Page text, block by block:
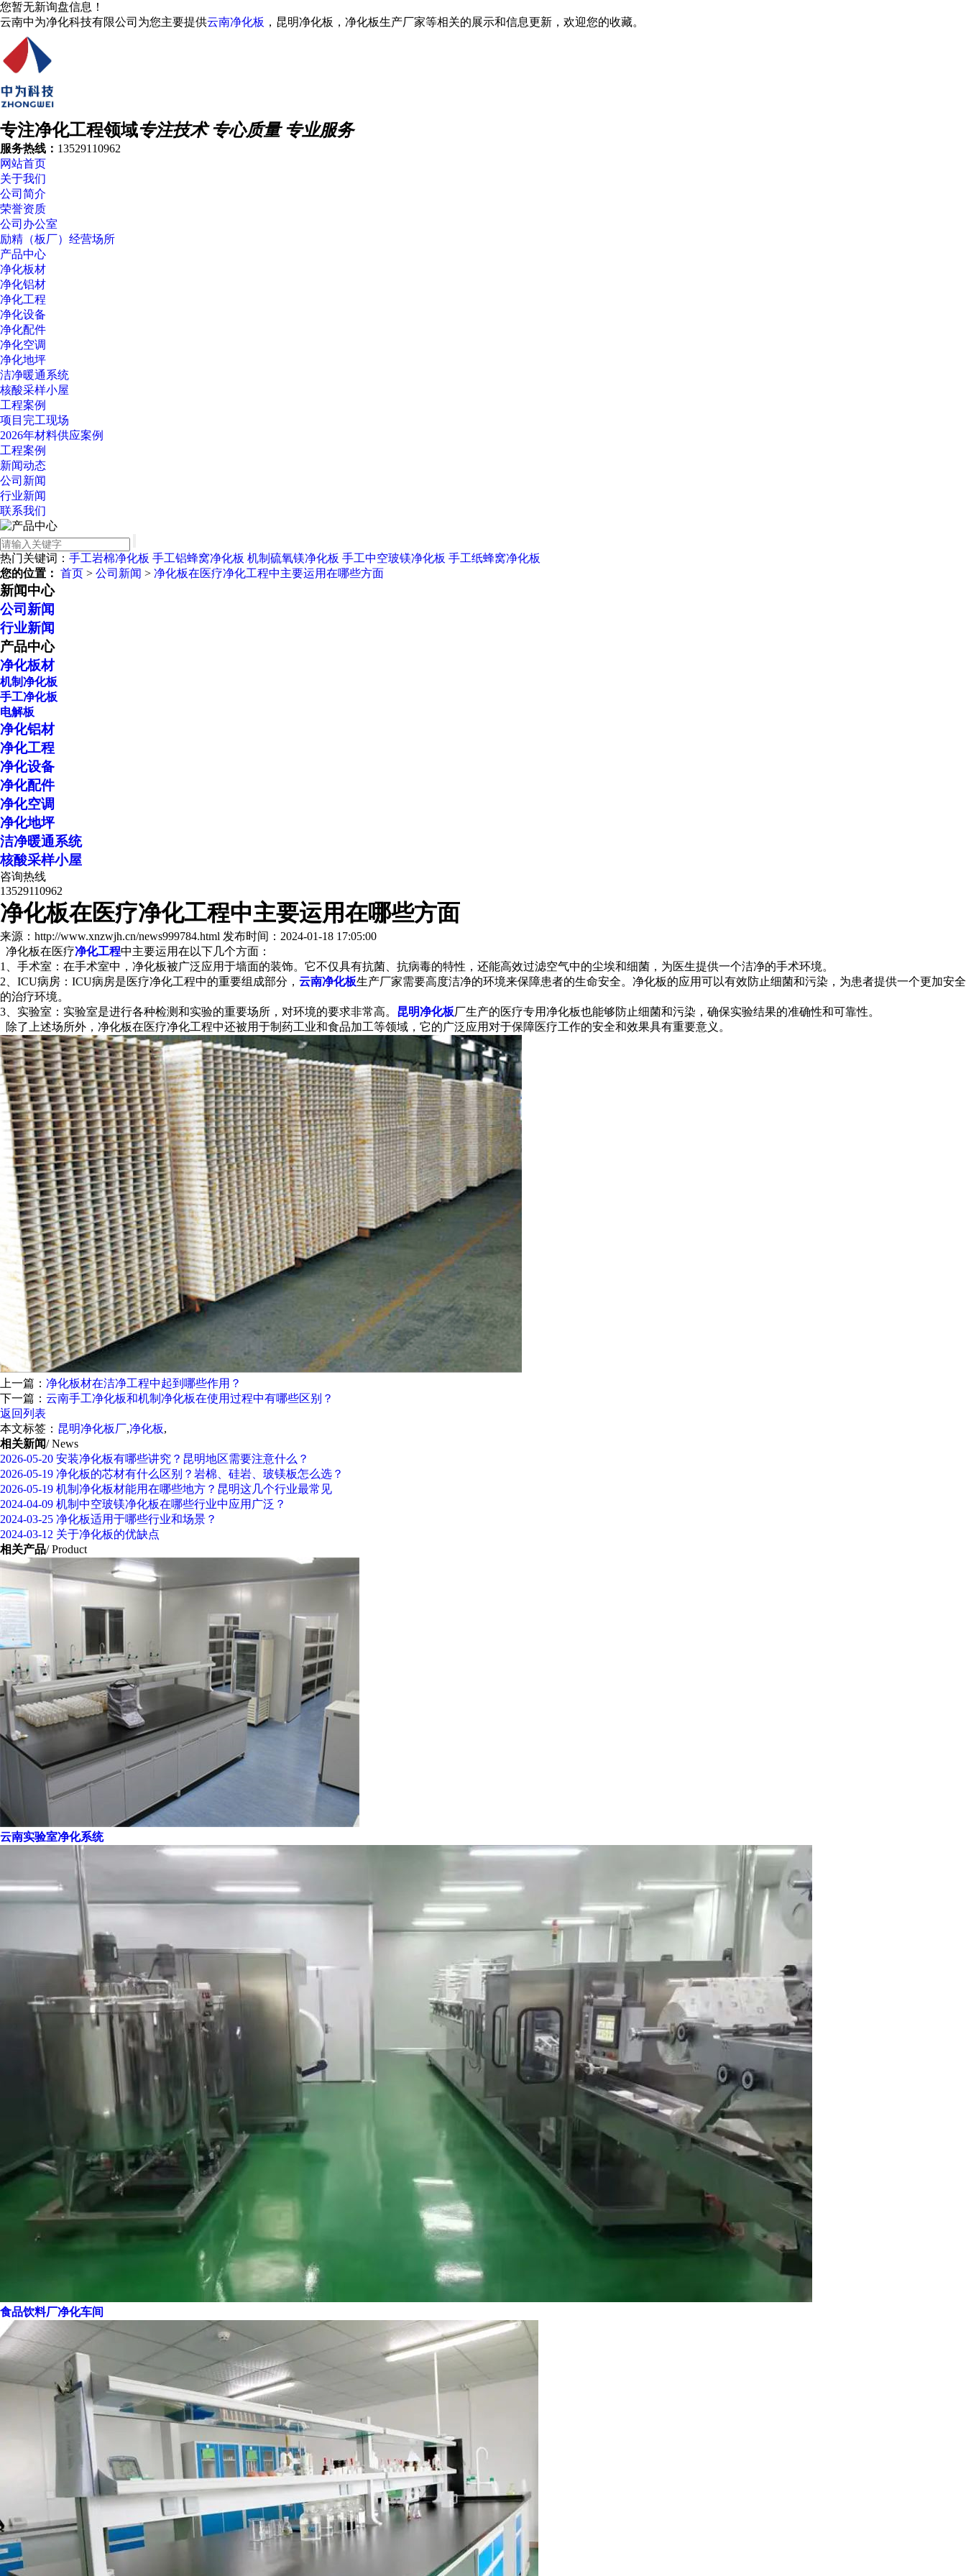
您暂无新询盘信息！
云南中为净化科技有限公司为您主要提供云南净化板 ，昆明净化板，净化板生产厂家等相关的展示和信息更新，欢迎您的收藏。
专注净化工程领域专注技术 专心质量 专业服务
服务热线： 13529110962
网站首页
关于我们
公司简介
荣誉资质
公司办公室
励精（板厂）经营场所
产品中心
净化板材
净化铝材
净化工程
净化设备
净化配件
净化空调
净化地坪
洁净暖通系统
核酸采样小屋
工程案例
项目完工现场
2026年材料供应案例
工程案例
新闻动态
公司新闻
行业新闻
联系我们
热门关键词： 手工岩棉净化板 手工铝蜂窝净化板 机制硫氧镁净化板 手工中空玻镁净化板 手工纸蜂窝净化板
您的位置： 首页 > 公司新闻 > 净化板在医疗净化工程中主要运用在哪些方面
新闻中心
公司新闻
行业新闻
产品中心
净化板材
机制净化板
手工净化板
电解板
净化铝材
净化工程
净化设备
净化配件
净化空调
净化地坪
洁净暖通系统
核酸采样小屋
咨询热线
13529110962
净化板在医疗净化工程中主要运用在哪些方面
来源：http://www.xnzwjh.cn/news999784.html 发布时间：2024-01-18 17:05:00
净化板在医疗净化工程中主要运用在以下几个方面：
1、手术室：在手术室中，净化板被广泛应用于墙面的装饰。它不仅具有抗菌、抗病毒的特性，还能高效过滤空气中的尘埃和细菌，为医生提供一个洁净的手术环境。
2、ICU病房：ICU病房是医疗净化工程中的重要组成部分， 云南净化板生产厂家需要高度洁净的环境来保障患者的生命安全。净化板的应用可以有效防止细菌和污染，为患者提供一个更加安全
的治疗环境。
3、实验室：实验室是进行各种检测和实验的重要场所，对环境的要求非常高。 昆明净化板厂生产的医疗专用净化板也能够防止细菌和污染，确保实验结果的准确性和可靠性。
除了上述场所外，净化板在医疗净化工程中还被用于制药工业和食品加工等领域，它的广泛应用对于保障医疗工作的安全和效果具有重要意义。
上一篇： 净化板材在洁净工程中起到哪些作用？
下一篇： 云南手工净化板和机制净化板在使用过程中有哪些区别？
返回列表
本文标签： 昆明净化板厂,净化板,
相关新闻/ News
2026-05-20 安装净化板有哪些讲究？昆明地区需要注意什么？
2026-05-19 净化板的芯材有什么区别？岩棉、硅岩、玻镁板怎么选？
2026-05-19 机制净化板材能用在哪些地方？昆明这几个行业最常见
2024-04-09 机制中空玻镁净化板在哪些行业中应用广泛？
2024-03-25 净化板适用于哪些行业和场景？
2024-03-12 关于净化板的优缺点
相关产品/ Product
云南实验室净化系统
食品饮料厂净化车间